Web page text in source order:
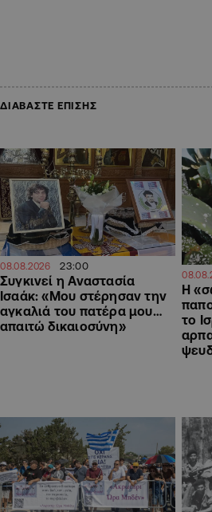
ΔΙΑΒΑΣΤΕ ΕΠΙΣΗΣ
08.08.2026 23:00
Συγκινεί η Αναστασία
Ισαάκ: «Μου στέρησαν την
αγκαλιά του πατέρα μου…
απαιτώ δικαιοσύνη»
Η
το